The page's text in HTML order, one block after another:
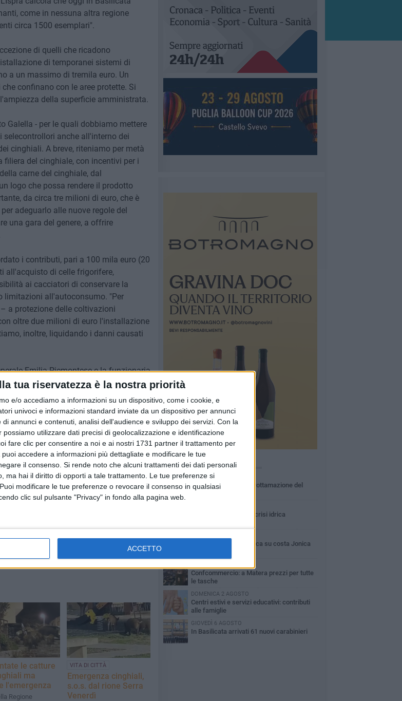
tua riservatezza è la nostra priorità
e/o accediamo a informazioni su un dispositivo, come i cookie, e
univoci e informazioni standard inviate da un dispositivo per annunci
annunci e contenuti, analisi dell'audience e sviluppo dei servizi. Con la
utilizzare dati precisi di geolocalizzazione e identificazione
fare clic per consentire a noi e ai nostri 1731 partner il trattamento per
accedere a informazioni più dettagliate e modificare le tue
il consenso. Si rende noto che alcuni trattamenti dei dati personali
ma hai il diritto di opporti a tale trattamento. Le tue preferenze si
modificare le tue preferenze o revocare il consenso in qualsiasi
clic sul pulsante "Privacy" in fondo alla pagina web.
ACCETTO
come in nessuna altra regione
circa 1500 esemplari".
di quelli che ricadono
di temporanei sistemi di
a un massimo di tremila euro. Un
confinano con le aree protette. Si
della superficie amministrata.
Galella - per le quali dobbiamo mettere
anche all'interno dei
cinghiali. A breve, riteniamo per metà
filiera del cinghiale, con incentivi per i
carne del cinghiale, dal
logo che possa rendere il prodotto
da circa tre milioni di euro, che è
adeguarlo alle nuove regole del
una gara del genere, a offrire
i contributi, pari a 100 mila euro (20
all'acquisto di celle frigorifere,
ai cacciatori di conservare la
limitazioni all'autoconsumo. "Per
a protezione delle coltivazioni
oltre due milioni di euro l'installazione
inoltre, liquidando i danni causati
Emilia Piemontese e la funzionaria
tecnici del bando e delle altre misure
le catture
ma
l'emergenza
Regione
VITA DI CITTÀ
Emergenza cinghiali,
s.o.s. dal rione Serra
Venerdì
PIÙ LETTI QUESTA SETTIMANA
MARTEDÌ 4 AGOSTO
Basilicata: approvata rottamazione del
Basilicata: passata la crisi idrica
Guardia medica turistica su costa Jonica
Confcommercio: a Matera prezzi per tutte
le tasche
DOMENICA 2 AGOSTO
Centri estivi e servizi educativi: contributi
alle famiglie
GIOVEDÌ 6 AGOSTO
In Basilicata arrivati 61 nuovi carabinieri